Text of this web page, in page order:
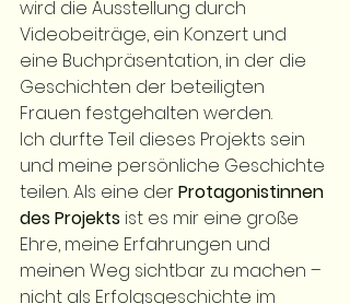
wird die Ausstellung durch
Videobeiträge, ein Konzert und
eine Buchpräsentation, in der die
Geschichten der beteiligten
Frauen festgehalten werden.
Ich durfte Teil dieses Projekts sein
und meine persönliche Geschichte
teilen. Als eine der Protagonistinnen
des Projekts ist es mir eine große
Ehre, meine Erfahrungen und
meinen Weg sichtbar zu machen –
nicht als Erfolgsgeschichte im